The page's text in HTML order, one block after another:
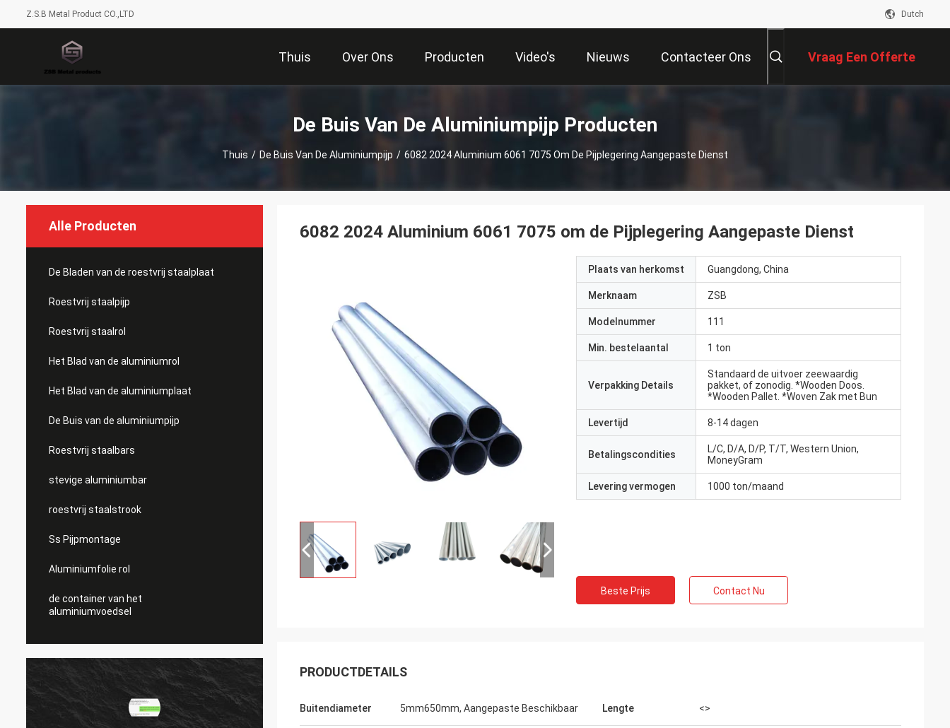
Z.S.B Metal Product CO.,LTD Dutch
Thuis Over Ons Producten Video's Nieuws Contacteer Ons Vraag Een Offerte
De Buis Van De Aluminiumpijp Producten
Thuis / De Buis Van De Aluminiumpijp / 6082 2024 Aluminium 6061 7075 Om De Pijplegering Aangepaste Dienst
Alle Producten
De Bladen van de roestvrij staalplaat
Roestvrij staalpijp
Roestvrij staalrol
Het Blad van de aluminiumrol
Het Blad van de aluminiumplaat
De Buis van de aluminiumpijp
Roestvrij staalbars
stevige aluminiumbar
roestvrij staalstrook
Ss Pijpmontage
Aluminiumfolie rol
de container van het
aluminiumvoedsel
6082 2024 Aluminium 6061 7075 om de Pijplegering Aangepaste Dienst
Plaats van herkomst Guangdong, China
Merknaam ZSB
Modelnummer 111
Min. bestelaantal 1 ton
Verpakking Details
Standaard de uitvoer zeewaardig
pakket, of zonodig. *Wooden Doos.
*Wooden Pallet. *Woven Zak met Bun
Levertijd 8-14 dagen
Betalingscondities
L/C, D/A, D/P, T/T, Western Union,
MoneyGram
Levering vermogen 1000 ton/maand
Beste Prijs Contact Nu
PRODUCTDETAILS
Buitendiameter 5mm650mm, Aangepaste Beschikbaar Lengte <>